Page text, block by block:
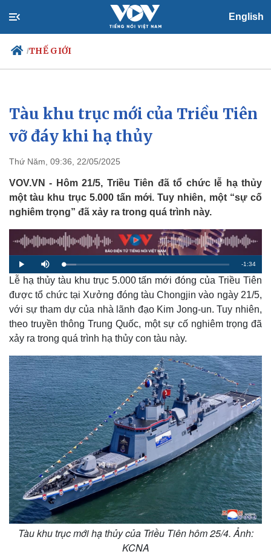
English
/THẾ GIỚI
Chính trị
Đảng
Tổ chức nhân sự
Nhận diện sự thật
Xã hội
Dự báo thời tiết
Việc làm
Biển đảo
Tàu khu trục mới của Triều Tiên
vỡ đáy khi hạ thủy
Thứ Năm, 09:36, 22/05/2025
VOV.VN - Hôm 21/5, Triều Tiên đã tổ chức lễ hạ thủy
một tàu khu trục 5.000 tấn mới. Tuy nhiên, một “sự cố
nghiêm trọng” đã xảy ra trong quá trình này.
P
l
a
y
M
u
t
e
L
o
a
d
e
d
7
.
5
0
%
R
n
i
n
g
T
i
m
e
-1:34
Lễ hạ thủy tàu khu trục 5.000 tấn mới đóng của Triều Tiên
được tổ chức tại Xưởng đóng tàu Chongjin vào ngày 21/5,
với sự tham dự của nhà lãnh đạo Kim Jong-un. Tuy nhiên,
theo truyền thông Trung Quốc, một sự cố nghiêm trọng đã
xảy ra trong quá trình hạ thủy con tàu này.
Tàu khu trục mới hạ thủy của Triều Tiên hôm 25/4. Ảnh:
KCNA